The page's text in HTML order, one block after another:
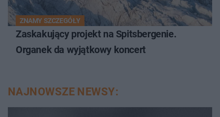
ZNAMY SZCZEGÓŁY
Zaskakujący projekt na Spitsbergenie.
Organek da wyjątkowy koncert
NAJNOWSZE NEWSY: